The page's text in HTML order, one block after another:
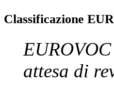
Classificazione
EUROVOC
attesa di